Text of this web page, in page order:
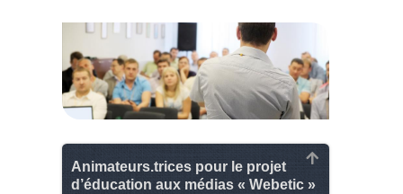
Animateurs.trices pour le projet
d’éducation aux médias « Webetic »